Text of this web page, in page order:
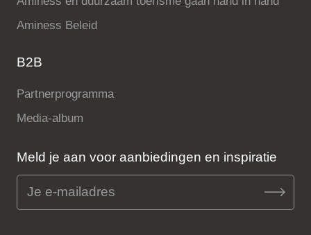
Aminess Beleid
B2B
Partnerprogramma
Media-album
Meld je aan voor aanbiedingen en inspiratie